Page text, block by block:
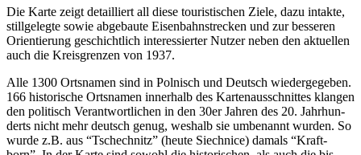
Die Kar­te zeigt detail­liert all die­se tou­ris­ti­schen Zie­le, dazu intak­te,
still­ge­leg­te sowie abge­bau­te Eisen­bahn­stre­cken und zur bes­se­ren
Ori­en­tie­rung geschicht­lich inter­es­sier­ter Nut­zer neben den aktu­el­len
auch die Kreis­gren­zen von 1937.
Alle 1300 Orts­na­men sind in Pol­nisch und Deutsch wie­der­ge­ge­ben.
166 his­to­ri­sche Orts­na­men inner­halb des Kar­ten­aus­schnit­tes klan­gen
den poli­tisch Ver­ant­wort­li­chen in den 30er Jah­ren des 20. Jahr­hun­
derts nicht mehr deutsch genug, wes­halb sie umbe­nannt wur­den. So
wur­de z.B. aus “Tschech­nitz” (heu­te Siech­nice) damals “Kraft­